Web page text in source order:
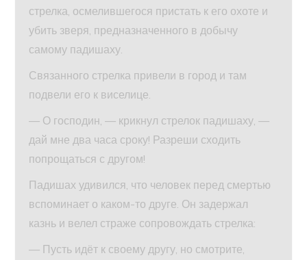
стрелка, осмелившегося пристать к его охоте и
убить зверя, предназначенного в добычу
самому падишаху.
Связанного стрелка привели в город и там
подвели его к виселице.
— О господин, — крикнул стрелок падишаху, —
дай мне два часа сроку! Разреши сходить
попрощаться с другом!
Падишах удивился, что человек перед смертью
вспоминает о каком-то друге. Он задержал
казнь и велел страже сопровождать стрелка:
— Пусть идёт к своему другу, но смотрите,